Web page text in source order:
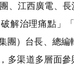
江西廣電、長
破解治理痛點
團）台長、總
多渠道多層面